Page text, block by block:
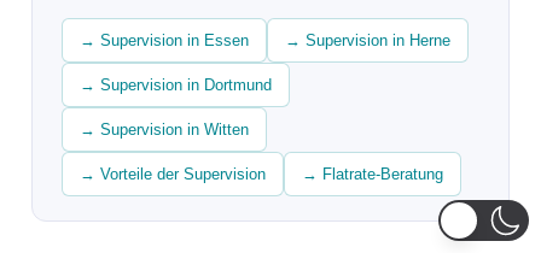
→ Supervision in Essen → Supervision in Herne
→ Supervision in Dortmund
→ Supervision in Witten
→ Vorteile der Supervision → Flatrate-Beratung